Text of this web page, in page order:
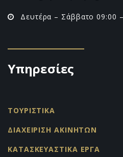
Δευτέρα – Σάββατο 09:00
Υπηρεσίες
ΤΟΥΡΙΣΤΙΚΑ
ΔΙΑΧΕΙΡΙΣΗ ΑΚΙΝΗΤΩΝ
ΚΑΤΑΣΚΕΥΑΣΤΙΚΑ ΕΡΓΑ